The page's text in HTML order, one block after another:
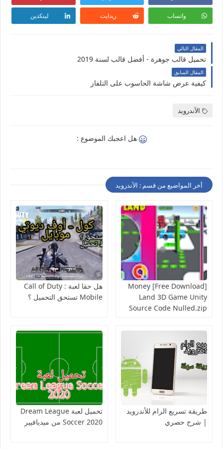
واتساب ريدايت لينكدين
المقال التالي
تحميل قالب جوهرة - أفضل قالب لسنة 2019
المقال السابق
كيفية عرض شاشة الحاسوب على التلفاز
الأندرويد
هل اعجبك الموضوع :
أخر المواضيع من قسم : الأندرويد
[Free Download] Money
Land 3D Game Unity
Source Code Nulled.zip
هل حقا لعبة Call of Duty :
Mobile تستحق التحميل ؟
طريقة تسريع الرام للأندرويد
| شرح حصري
تحميل لعبة Dream League
Soccer 2020 من ميديافيير